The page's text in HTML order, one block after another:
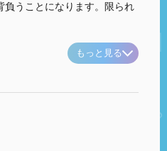
負うことになります。限られ
もっと見る